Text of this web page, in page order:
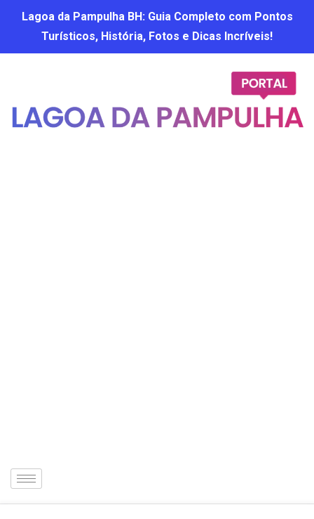
Lagoa da Pampulha BH: Guia Completo com Pontos
Turísticos, História, Fotos e Dicas Incríveis!